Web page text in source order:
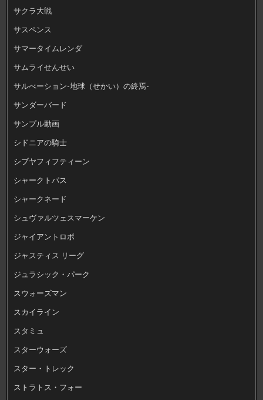
サクラ大戦
サスペンス
サマータイムレンダ
サムライせんせい
サルべーション-地球（せかい）の終焉-
サンダーバード
サンプル動画
シドニアの騎士
シブヤフィフティーン
シャークトパス
シャークネード
シュヴァルツェスマーケン
ジャイアントロボ
ジャスティス リーグ
ジュラシック・パーク
スウォーズマン
スカイライン
スタミュ
スターウォーズ
スター・トレック
ストラトス・フォー